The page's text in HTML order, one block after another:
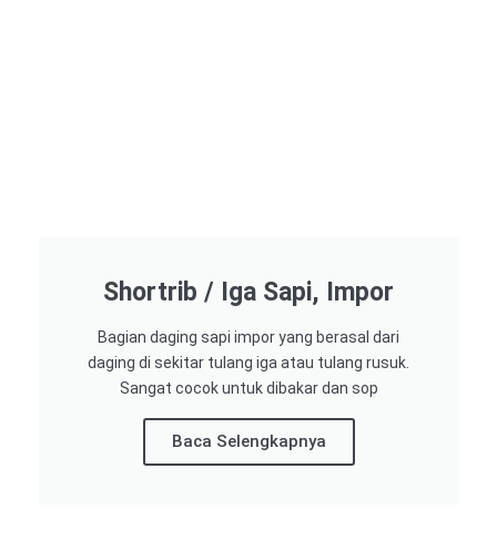
Shortrib / Iga Sapi, Impor
Bagian daging sapi impor yang berasal dari
daging di sekitar tulang iga atau tulang rusuk.
Sangat cocok untuk dibakar dan sop
Baca Selengkapnya